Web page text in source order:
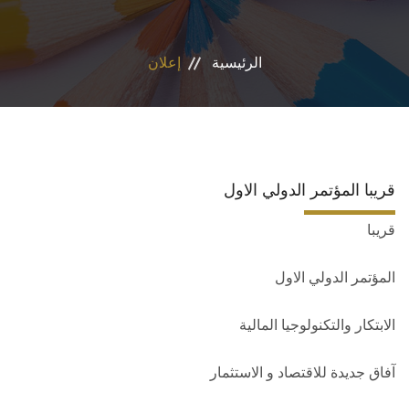
الرئيسية إعلان
قريبا المؤتمر الدولي الاول
قريبا
المؤتمر الدولي الاول
الابتكار والتكنولوجيا المالية
آفاق جديدة للاقتصاد و الاستثمار